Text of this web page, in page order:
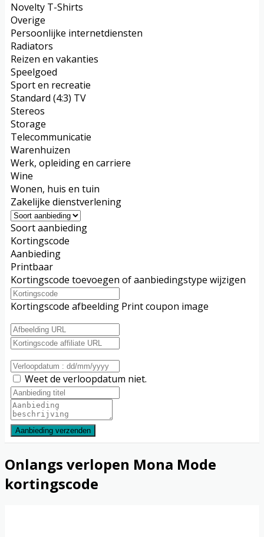
Novelty T-Shirts
Overige
Persoonlijke internetdiensten
Radiators
Reizen en vakanties
Speelgoed
Sport en recreatie
Standard (4:3) TV
Stereos
Storage
Telecommunicatie
Warenhuizen
Werk, opleiding en carriere
Wine
Wonen, huis en tuin
Zakelijke dienstverlening
Soort aanbieding
Kortingscode
Aanbieding
Printbaar
Kortingscode toevoegen of aanbiedingstype wijzigen
Kortingscode afbeelding Print coupon image
Weet de verloopdatum niet.
Aanbieding verzenden
Onlangs verlopen Mona Mode
kortingscode